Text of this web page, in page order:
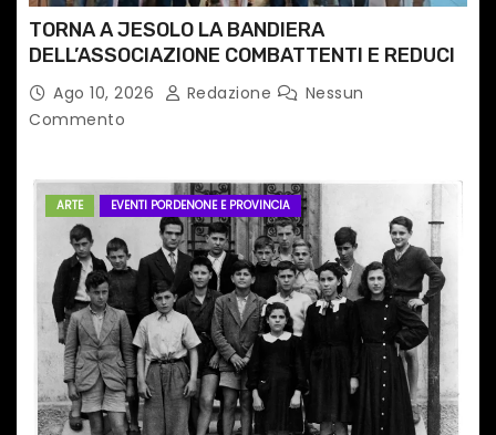
TORNA A JESOLO LA BANDIERA
DELL’ASSOCIAZIONE COMBATTENTI E REDUCI
Ago 10, 2026 Redazione
Nessun
Commento
ARTE EVENTI PORDENONE E PROVINCIA